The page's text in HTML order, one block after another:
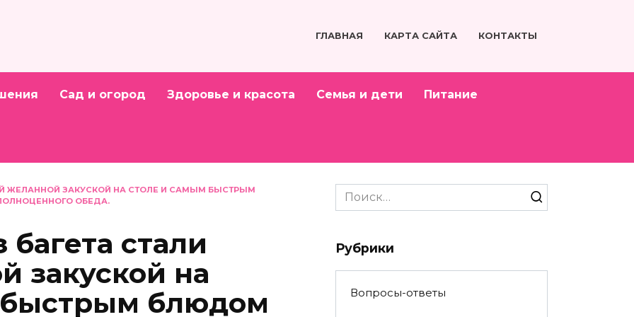
ГЛАВНАЯ КАРТА САЙТА КОНТАКТЫ
Сад и огород Здоровье и красота Семья и дети Питание
ЖЕЛАННОЙ ЗАКУСКОЙ НА СТОЛЕ И САМЫМ БЫСТРЫМ
ОБЕДА.
стали
закуской на
блюдом
Search
for:
Рубрики
Вопросы-ответы